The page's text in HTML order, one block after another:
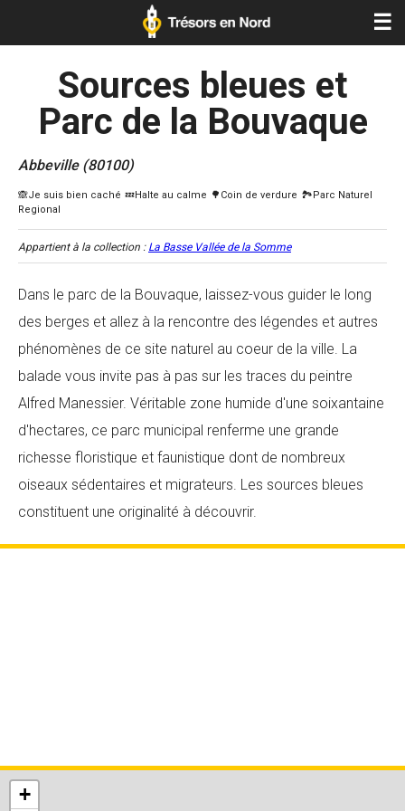
☰
Sources bleues et
Parc de la Bouvaque
Abbeville (80100)
Appartient à la collection : La Basse Vallée de la Somme
Dans le parc de la Bouvaque, laissez-vous guider le long
des berges et allez à la rencontre des légendes et autres
phénomènes de ce site naturel au coeur de la ville. La
balade vous invite pas à pas sur les traces du peintre
Alfred Manessier. Véritable zone humide d'une soixantaine
d'hectares, ce parc municipal renferme une grande
richesse floristique et faunistique dont de nombreux
oiseaux sédentaires et migrateurs. Les sources bleues
constituent une originalité à découvrir.
+